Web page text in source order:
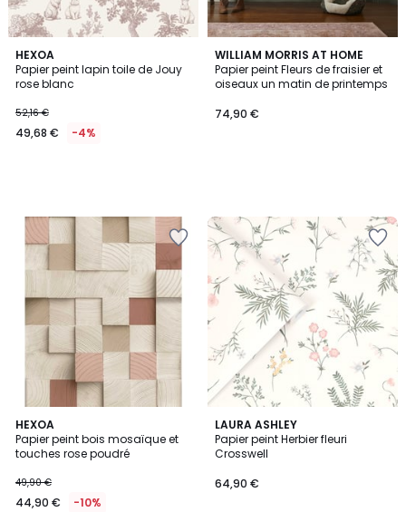
HEXOA
Papier peint lapin toile de Jouy
rose blanc
52,16 €
49,68 € -4%
WILLIAM MORRIS AT HOME
Papier peint Fleurs de fraisier et
oiseaux un matin de printemps
74,90 €
HEXOA
Papier peint bois mosaïque et
touches rose poudré
49,90 €
44,90 € -10%
LAURA ASHLEY
Papier peint Herbier fleuri
Crosswell
64,90 €